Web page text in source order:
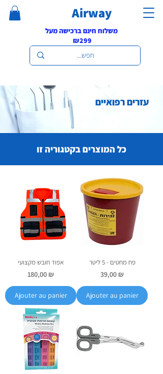
Airway
משלוח חינם ברכישה מעל
₪299
עזרים רפואיים
כל המוצרים בקטגוריה זו
אפוד חובש מקצועי
Prix
180,00 ₪
Ajouter au panier
פח מחטים - 5 ליטר
Prix
39,00 ₪
Ajouter au panier